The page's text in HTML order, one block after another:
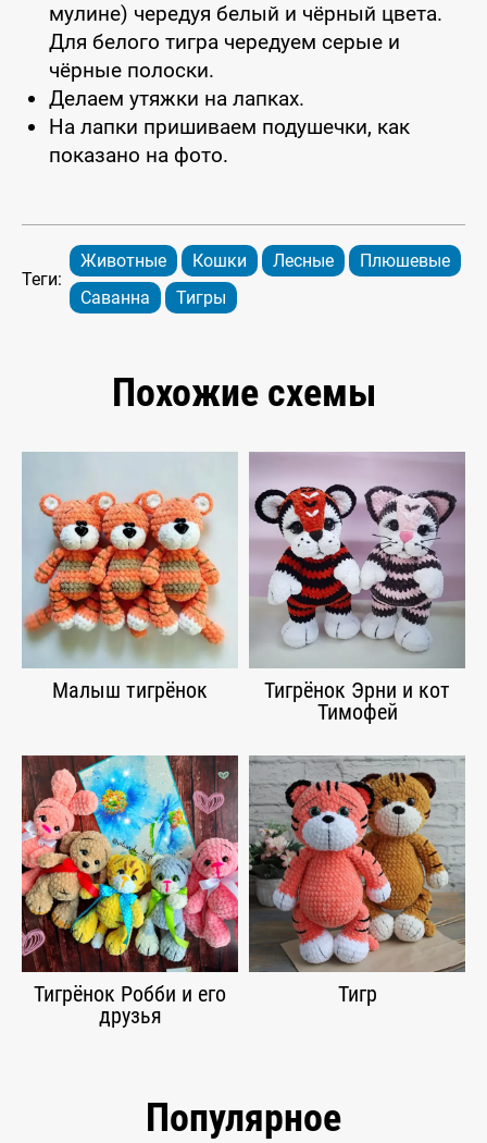
мулине) чередуя белый и чёрный цвета.
Для белого тигра чередуем серые и
чёрные полоски.
Делаем утяжки на лапках.
На лапки пришиваем подушечки, как
показано на фото.
Теги:
Животные Кошки Лесные
Плюшевые
Саванна
Тигры
Похожие схемы
Малыш тигрёнок
Тигрёнок Эрни и кот
Тимофей
Тигрёнок Робби и его
друзья
Тигр
Популярное